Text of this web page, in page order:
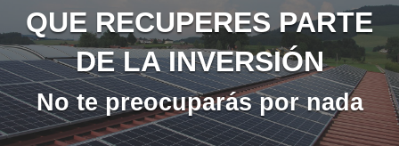
QUE RECUPERES PARTE
DE LA INVERSIÓN
No te preocuparás por nada